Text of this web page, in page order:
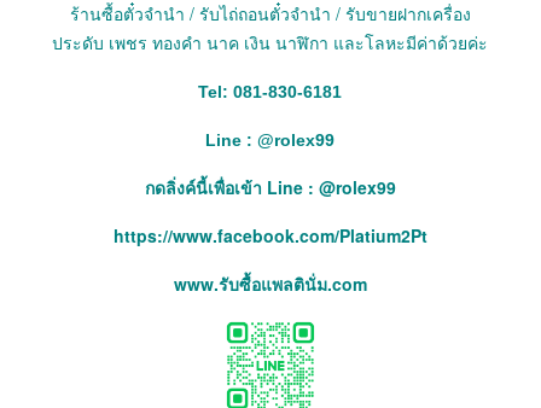
ร้านซื้อตั๋วจำนำ / รับไถ่ถอนตั๋วจำนำ / รับขายฝากเครื่อง
ประดับ เพชร ทองคำ นาค เงิน นาฬิกา และโลหะมีค่าด้วยค่ะ
Tel: 081-830-6181
Line : @rolex99
กดลิ่งค์นี้เพื่อเข้า Line : @rolex99
https://www.facebook.com/Platium2Pt
www.รับซื้อแพลตินั่ม.com